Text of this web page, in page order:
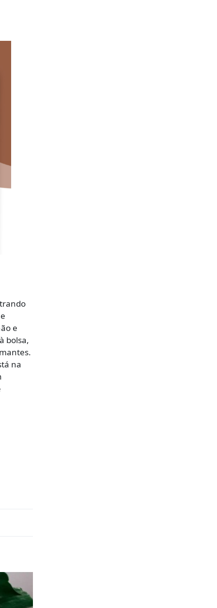
e
bolsa,
na